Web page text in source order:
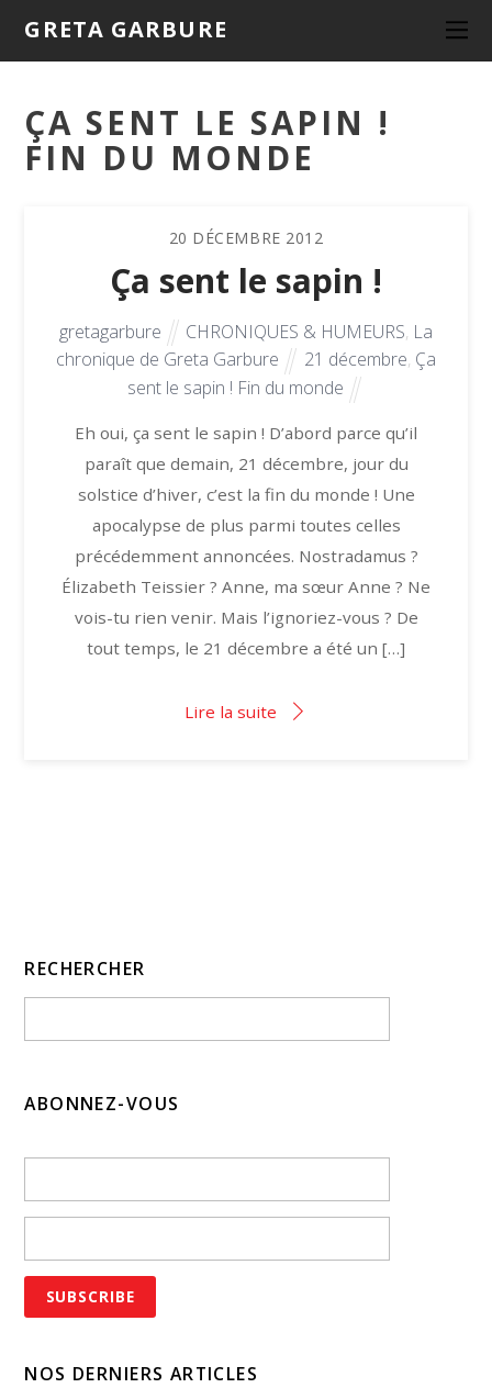
GRETA GARBURE
ÇA SENT LE SAPIN !
FIN DU MONDE
20 DÉCEMBRE 2012
Ça sent le sapin !
gretagarbure CHRONIQUES & HUMEURS, La
chronique de Greta Garbure
21 décembre, Ça
sent le sapin ! Fin du monde
Eh oui, ça sent le sapin ! D’abord parce qu’il
paraît que demain, 21 décembre, jour du
solstice d’hiver, c’est la fin du monde ! Une
apocalypse de plus parmi toutes celles
précédemment annoncées. Nostradamus ?
Élizabeth Teissier ? Anne, ma sœur Anne ? Ne
vois-tu rien venir. Mais l’ignoriez-vous ? De
tout temps, le 21 décembre a été un […]
Lire la suite
RECHERCHER
ABONNEZ-VOUS
NOS DERNIERS ARTICLES